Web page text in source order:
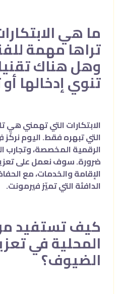
ما هي
تراها مهمة
وهل هناك
تنوي إدخالها أو
الابتكارات التي تهمني هي
التي تبهره فقط. اليوم نركّز
الرقمية المخصصة، وتجارب
ضرورة. سوف نعمل على تعزيز
الإقامة والخدمات، مع
الدافئة التي تميّز فيرمونت.
كيف تستفيد
المحلية في
الضيوف؟